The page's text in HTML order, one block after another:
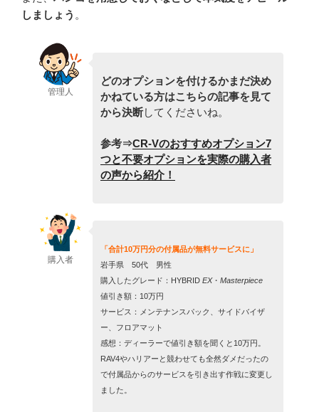
しましょう 。
管理人
どのオプションを付けるかまだ決め
かねている方はこちらの記事を見て
から決断してくださいね。
参考⇒CR-Vのおすすめオプション7
つと不要オプションを実際の購入者
の声から紹介！
購入者
「合計10万円分の付属品が無料サービスに」
岩手県 50代 男性
購入したグレード：HYBRID EX・ Masterpiece
値引き額：10万円
サービス：メンテナンスパック、サイドバイザ
ー、フロアマット
感想：ディーラーで値引き額を聞くと10万円。
RAV4やハリアーと競わせても全然ダメだったの
で付属品からのサービスを引き出す作戦に変更し
ました。